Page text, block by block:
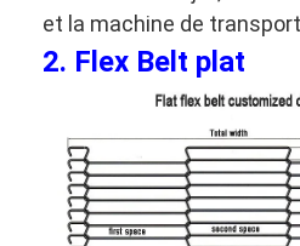
Plat de chaîne de convoyeur
Mesh Belt photovoltaïque
Ceinture en spirale de
Oven Conveyor Belt
et la machine de
2. Flex Belt plat